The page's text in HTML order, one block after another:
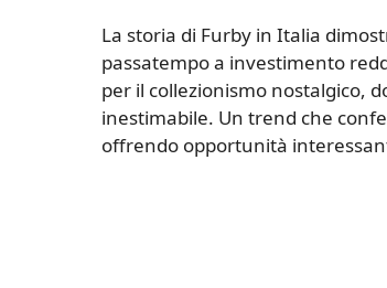
La storia di Furby in Italia
passatempo a investimento
per il collezionismo nostalgico,
inestimabile. Un trend che
offrendo opportunità